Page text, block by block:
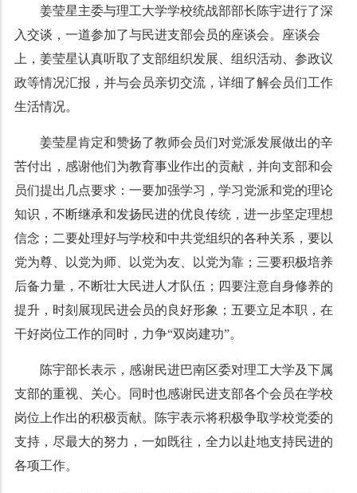
姜莹星主委与理工大学学校统战部部长陈宇进行了深
入交谈，一道参加了与民进支部会员的座谈会。座谈会
上，姜莹星认真听取了支部组织发展、组织活动、参政议
政等情况汇报，并与会员亲切交流，详细了解会员们工作
生活情况。
姜莹星肯定和赞扬了教师会员们对党派发展做出的辛
苦付出，感谢他们为教育事业作出的贡献，并向支部和会
员们提出几点要求：一要加强学习，学习党派和党的理论
知识，不断继承和发扬民进的优良传统，进一步坚定理想
信念；二要处理好与学校和中共党组织的各种关系，要以
党为尊、以党为师、以党为友、以党为靠；三要积极培养
后备力量，不断壮大民进人才队伍；四要注意自身修养的
提升，时刻展现民进会员的良好形象；五要立足本职，在
干好岗位工作的同时，力争“双岗建功”。
陈宇部长表示，感谢民进巴南区委对理工大学及下属
支部的重视、关心。同时也感谢民进支部各个会员在学校
岗位上作出的积极贡献。陈宇表示将积极争取学校党委的
支持，尽最大的努力，一如既往，全力以赴地支持民进的
各项工作。